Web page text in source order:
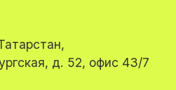
д. 52, офис 43/7